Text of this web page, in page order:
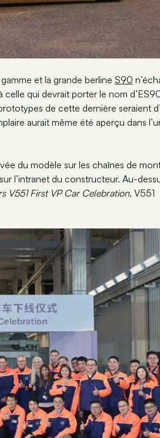
et la grande berline S90
qui devrait porter le nom
de cette dernière seraient
aurait même été aperçu dans
du modèle sur les chaînes de
l’intranet du constructeur. Au-
V551 First VP Car Celebration, V551